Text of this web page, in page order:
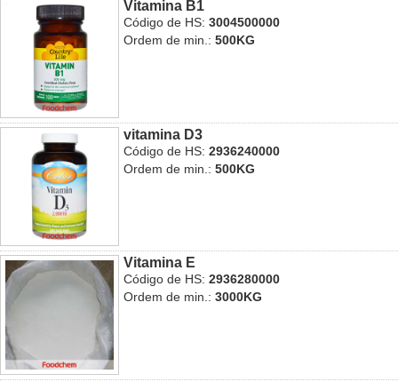
Vitamina B1
Código de HS:3004500000
Ordem de min.:500KG
vitamina D3
Código de HS:2936240000
Ordem de min.:500KG
Vitamina E
Código de HS:2936280000
Ordem de min.:3000KG